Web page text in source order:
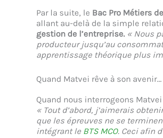
Par la suite, le Bac Pro Métiers
allant au-delà de la simple
gestion de l’entreprise. « Nous
producteur jusqu’au
apprentissage théorique plus
Quand Matvei rêve à son avenir…
Quand nous interrogeons
« Tout d’abord, j’aimerais
que les épreuves ne se
intégrant le BTS MCO. Ceci afin